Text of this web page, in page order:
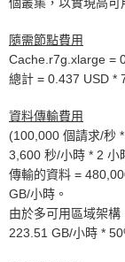
隨需節點費用
Cache.r7g.xlarge =
總計 = 0.437 USD *
資料傳輸費用
(100,000 個請求/秒
3,600 秒/小時 * 2 小
傳輸的資料 =
GB/小時。
由於多可用區域架
223.51 GB/小時 *